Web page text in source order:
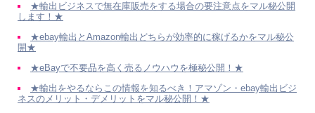
★輸出ビジネスで無在庫販売をする場合の要注意点をマル秘公開
します！★
★ebay輸出とAmazon輸出どちらが効率的に稼げるかをマル秘公
開★
★eBayで不要品を高く売るノウハウを極秘公開！★
★輸出をやるならこの情報を知るべき！アマゾン・ebay輸出ビジ
ネスのメリット・デメリットをマル秘公開！★